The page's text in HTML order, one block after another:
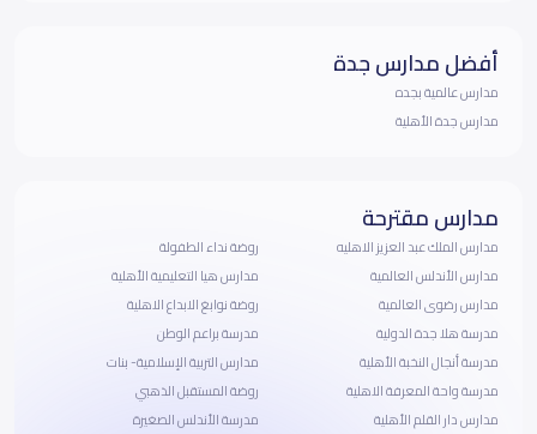
أفضل مدارس جدة
مدارس عالمية بجده
مدارس جدة الأهلية
مدارس مقترحة
مدارس الملك عبد العزيز الاهليه
مدارس الأندلس العالمية
مدارس رضوى العالمية
مدرسة هلا جدة الدولية
مدرسة أنجال النخبة الأهلية
مدرسة واحة المعرفة الاهلية
مدارس دار القلم الأهلية
روضة نداء الطفولة
مدارس هيا التعليمية الأهلية
روضة نوابغ الابداع الاهلية
مدرسة براعم الوطن
مدارس التربية الإسلامية- بنات
روضة المستقبل الذهبي
مدرسة الأندلس الصغيرة